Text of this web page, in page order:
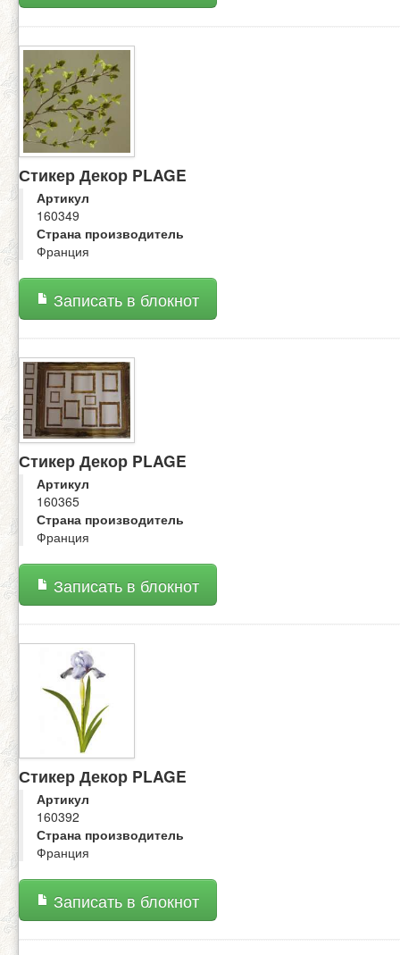
Стикер Декор PLAGE
Артикул
160349
Страна производитель
Франция
Записать в блокнот
Стикер Декор PLAGE
Артикул
160365
Страна производитель
Франция
Записать в блокнот
Стикер Декор PLAGE
Артикул
160392
Страна производитель
Франция
Записать в блокнот